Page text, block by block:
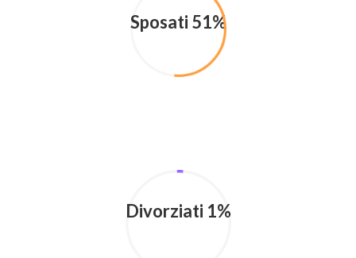
Sposati 51%
Divorziati 1%